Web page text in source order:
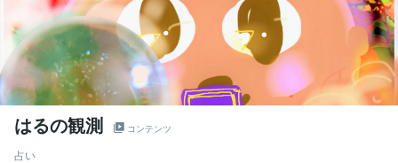
はるの観測 コンテンツ
占い